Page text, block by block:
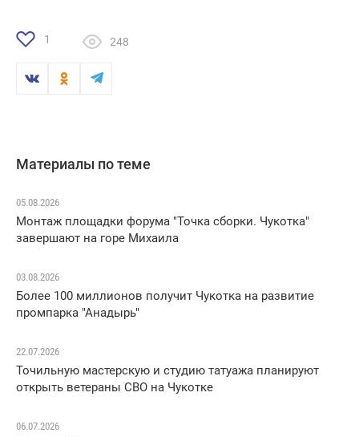
1 248
Материалы по теме
05.08.2026
Монтаж площадки форума "Точка сборки. Чукотка"
завершают на горе Михаила
03.08.2026
Более 100 миллионов получит Чукотка на развитие
промпарка "Анадырь"
22.07.2026
Точильную мастерскую и студию татуажа планируют
открыть ветераны СВО на Чукотке
06.07.2026